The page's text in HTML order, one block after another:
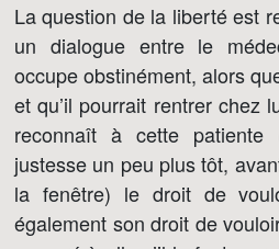
La question de la liberté est
un dialogue entre le
occupe obstinément, alors
et qu’il pourrait rentrer chez
reconnaît à cette
justesse un peu plus tôt,
la fenêtre) le droit de
également son droit de